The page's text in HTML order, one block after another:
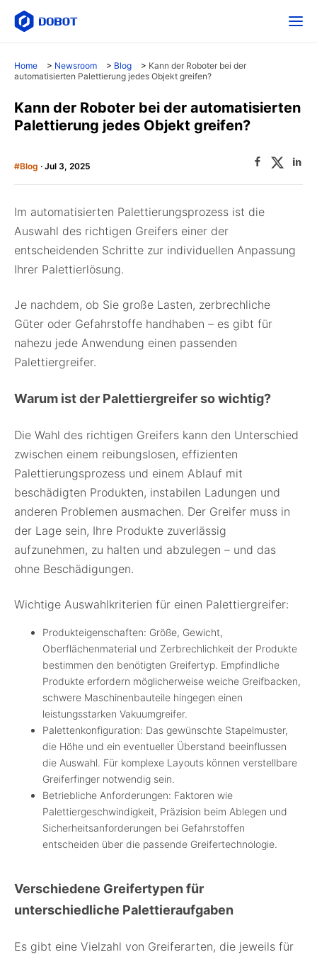
Home > Newsroom > Blog > Kann der Roboter bei der
automatisierten Palettierung jedes Objekt greifen?
Kann der Roboter bei der automatisierten
Palettierung jedes Objekt greifen?
#Blog · Jul 3, 2025
Im automatisierten Palettierungsprozess ist die
Auswahl des richtigen Greifers einer der
entscheidenden Schritte zur individuellen Anpassung
Ihrer Palettierlösung.
Je nachdem, ob Sie große Lasten, zerbrechliche
Güter oder Gefahrstoffe handhaben – es gibt für
nahezu jede Anwendung einen passenden
Palettiergreifer.
Warum ist der Palettiergreifer so wichtig?
Die Wahl des richtigen Greifers kann den Unterschied
zwischen einem reibungslosen, effizienten
Palettierungsprozess und einem Ablauf mit
beschädigten Produkten, instabilen Ladungen und
anderen Problemen ausmachen. Der Greifer muss in
der Lage sein, Ihre Produkte zuverlässig
aufzunehmen, zu halten und abzulegen – und das
ohne Beschädigungen.
Wichtige Auswahlkriterien für einen Palettiergreifer:
Produkteigenschaften: Größe, Gewicht,
Oberflächenmaterial und Zerbrechlichkeit der Produkte
bestimmen den benötigten Greifertyp. Empfindliche
Produkte erfordern möglicherweise weiche Greifbacken,
schwere Maschinenbauteile hingegen einen
leistungsstarken Vakuumgreifer.
Palettenkonfiguration: Das gewünschte Stapelmuster,
die Höhe und ein eventueller Überstand beeinflussen
die Auswahl. Für komplexe Layouts können verstellbare
Greiferfinger notwendig sein.
Betriebliche Anforderungen: Faktoren wie
Palettiergeschwindigkeit, Präzision beim Ablegen und
Sicherheitsanforderungen bei Gefahrstoffen
entscheiden über die passende Greifertechnologie.
Verschiedene Greifertypen für
unterschiedliche Palettieraufgaben
Es gibt eine Vielzahl von Greiferarten, die jeweils für